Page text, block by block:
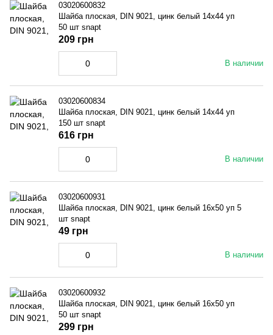
03020600832
Шайба плоская, DIN 9021, цинк белый 14x44 уп
50 шт snapt
В наличии
209 грн
03020600834
Шайба плоская, DIN 9021, цинк белый 14x44 уп
150 шт snapt
В наличии
616 грн
03020600931
Шайба плоская, DIN 9021, цинк белый 16x50 уп 5
шт snapt
В наличии
49 грн
03020600932
Шайба плоская, DIN 9021, цинк белый 16x50 уп
50 шт snapt
299 грн